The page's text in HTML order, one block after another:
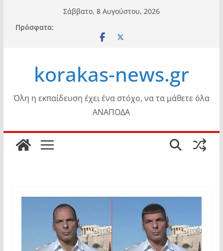
περιεχόμενο
Σάββατο, 8 Αυγούστου, 2026
Πρόσφατα:
korakas-news.gr
Όλη η εκπαίδευση έχει ένα στόχο, να τα μάθετε όλα
ΑΝΑΠΟΔΑ